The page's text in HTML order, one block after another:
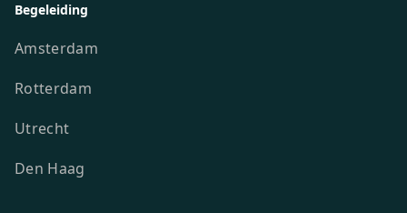
Begeleiding
Amsterdam
Rotterdam
Utrecht
Den Haag